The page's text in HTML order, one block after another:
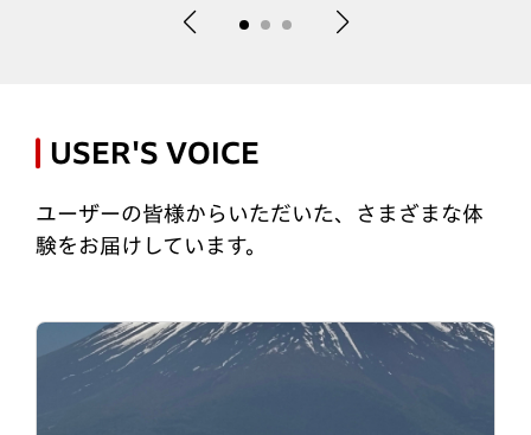
USER'S VOICE
ユーザーの皆様からいただいた、さまざまな体
験をお届けしています。